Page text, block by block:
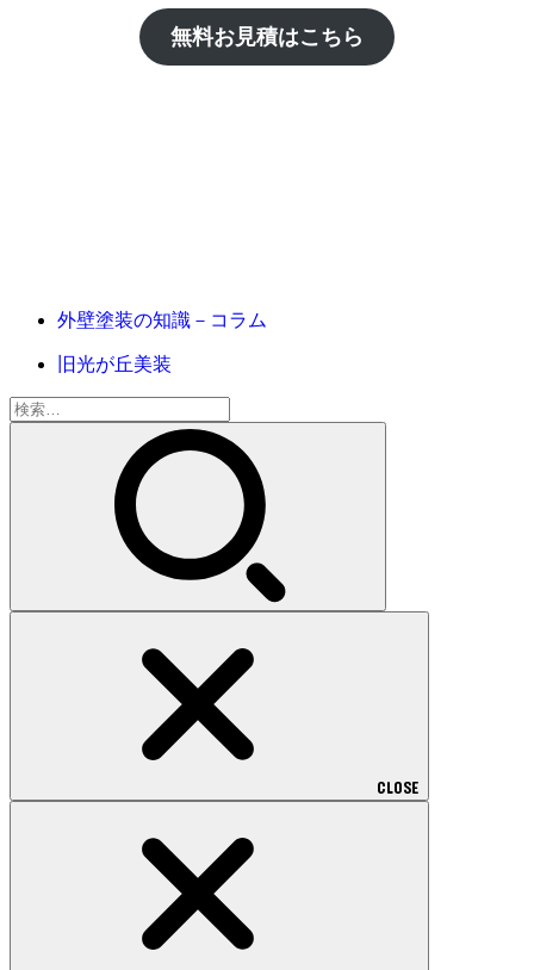
無料お見積はこちら
外壁塗装の知識－コラム
旧光が丘美装
検
索:
CLOSE